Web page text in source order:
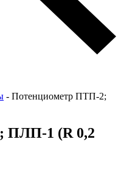
- Потенциометр ПТП-2;
ПЛП-1 (R 0,2